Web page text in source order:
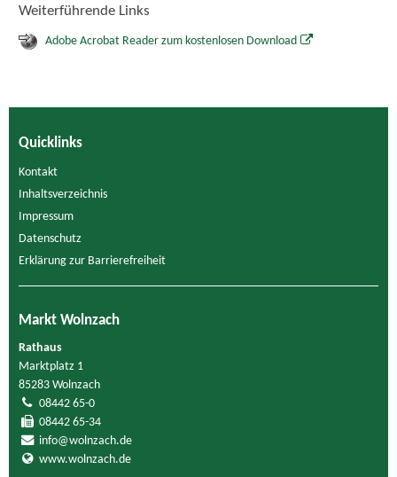
Weiterführende Links
Adobe Acrobat Reader zum kostenlosen Download
Quicklinks
Kontakt
Inhaltsverzeichnis
Impressum
Datenschutz
Erklärung zur Barrierefreiheit
Markt Wolnzach
Rathaus
Marktplatz 1
85283 Wolnzach
08442 65-0
08442 65-34
info@wolnzach.de
www.wolnzach.de